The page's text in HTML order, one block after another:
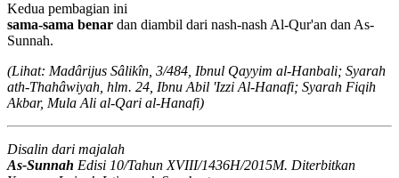
Kedua pembagian ini
sama-sama benar dan diambil dari nash-nash Al-Qur'an dan As-
Sunnah.
(Lihat: Madârijus Sâlikîn, 3/484, Ibnul Qayyim al-Hanbali; Syarah
ath-Thahâwiyah, hlm. 24, Ibnu Abil 'Izzi Al-Hanafi; Syarah Fiqih
Akbar, Mula Ali al-Qari al-Hanafi)
Disalin dari majalah
As-Sunnah Edisi 10/Tahun XVIII/1436H/2015M. Diterbitkan